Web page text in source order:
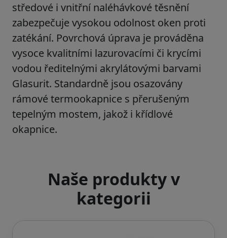
středové i vnitřní naléhávkové těsnění
zabezpečuje vysokou odolnost oken proti
zatékání. Povrchová úprava je prováděna
vysoce kvalitními lazurovacími či krycími
vodou ředitelnými akrylátovými barvami
Glasurit. Standardně jsou osazovány
rámovétermookapnice s přerušeným
tepelným mostem, jakož i křídlové
okapnice.
Naše produkty v
kategorii